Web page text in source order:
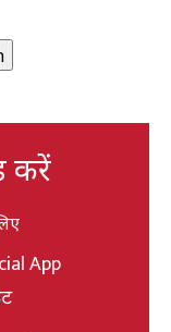
करें
App